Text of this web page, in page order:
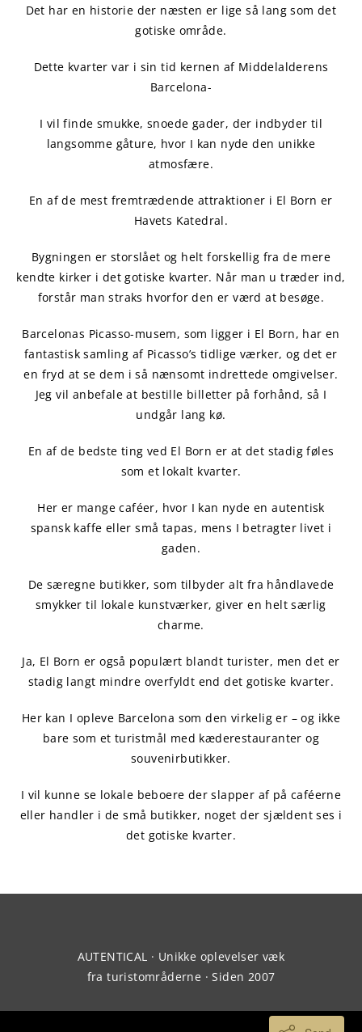
Det har en historie der næsten er lige så lang som det
gotiske område.
Dette kvarter var i sin tid kernen af Middelalderens
Barcelona-
I vil finde smukke, snoede gader, der indbyder til
langsomme gåture, hvor I kan nyde den unikke
atmosfære.
En af de mest fremtrædende attraktioner i El Born er
Havets Katedral.
Bygningen er storslået og helt forskellig fra de mere
kendte kirker i det gotiske kvarter. Når man u træder ind,
forstår man straks hvorfor den er værd at besøge.
Barcelonas Picasso-musem, som ligger i El Born, har en
fantastisk samling af Picasso’s tidlige værker, og det er
en fryd at se dem i så nænsomt indrettede omgivelser.
Jeg vil anbefale at bestille billetter på forhånd, så I
undgår lang kø.
En af de bedste ting ved El Born er at det stadig føles
som et lokalt kvarter.
Her er mange caféer, hvor I kan nyde en autentisk
spansk kaffe eller små tapas, mens I betragter livet i
gaden.
De særegne butikker, som tilbyder alt fra håndlavede
smykker til lokale kunstværker, giver en helt særlig
charme.
Ja, El Born er også populært blandt turister, men det er
stadig langt mindre overfyldt end det gotiske kvarter.
Her kan I opleve Barcelona som den virkelig er – og ikke
bare som et turistmål med kæderestauranter og
souvenirbutikker.
I vil kunne se lokale beboere der slapper af på caféerne
eller handler i de små butikker, noget der sjældent ses i
det gotiske kvarter.
AUTENTICAL · Unikke oplevelser væk
fra turistområderne · Siden 2007